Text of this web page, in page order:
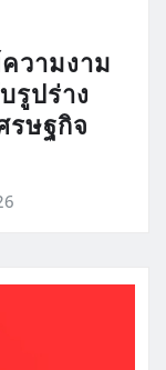
วามงาม
รูปร่าง
รษฐกิจ